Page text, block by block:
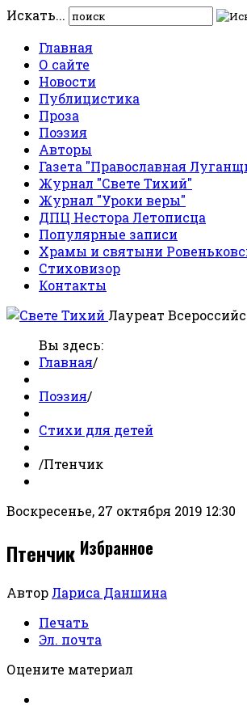
Искать...
Главная
О сайте
Новости
Публицистика
Проза
Поэзия
Авторы
Газета "Православная
Журнал "Свете Тихий"
Журнал "Уроки веры"
ДПЦ Нестора Летописца
Популярные записи
Храмы и святыни
Стиховизор
Контакты
Лауреат
Вы здесь:
Главная/
Поэзия/
Стихи для детей
/Птенчик
Воскресенье, 27 октября 2019 12:30
Птенчик Избранное
Автор Лариса Даншина
Печать
Эл. почта
Оцените материал